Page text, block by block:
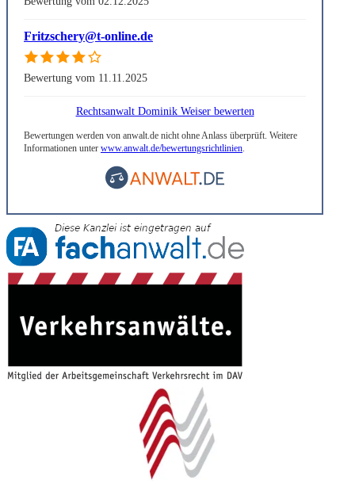
Fritzschery@t-online.de
Bewertung vom 11.11.2025
Rechtsanwalt Dominik Weiser bewerten
Bewertungen werden von anwalt.de nicht ohne Anlass überprüft. Weitere
Informationen unter www.anwalt.de/bewertungsrichtlinien.